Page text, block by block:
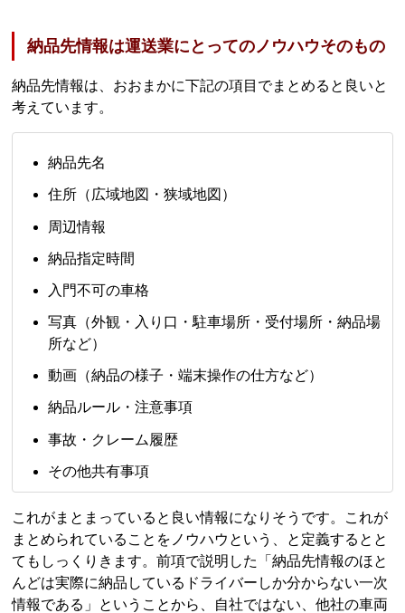
納品先情報は運送業にとってのノウハウそのもの
納品先情報は、おおまかに下記の項目でまとめると良いと
考えています。
納品先名
住所（広域地図・狭域地図）
周辺情報
納品指定時間
入門不可の車格
写真（外観・入り口・駐車場所・受付場所・納品場
所など）
動画（納品の様子・端末操作の仕方など）
納品ルール・注意事項
事故・クレーム履歴
その他共有事項
これがまとまっていると良い情報になりそうです。これが
まとめられていることをノウハウという、と定義するとと
てもしっくりきます。前項で説明した「納品先情報のほと
んどは実際に納品しているドライバーしか分からない一次
情報である」ということから、自社ではない、他社の車両